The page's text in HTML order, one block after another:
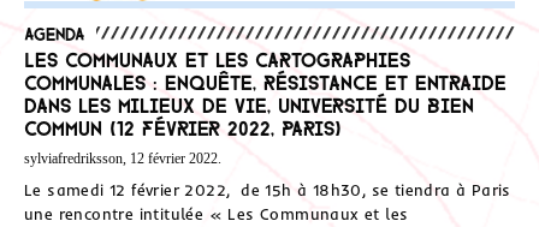
Agenda
Les Communaux et les cartographies
communales : enquête, résistance et entraide
dans les milieux de vie, Université du Bien
Commun (12 février 2022, Paris)
sylviafredriksson, 12 février 2022.
Le samedi 12 février 2022, de 15h à 18h30, se tiendra à Paris
une rencontre intitulée « Les Communaux et les